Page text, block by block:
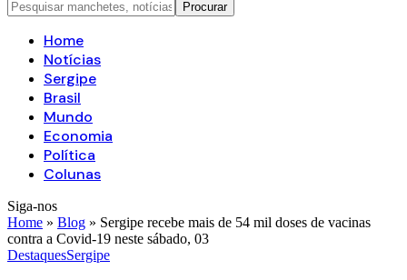
Home
Notícias
Sergipe
Brasil
Mundo
Economia
Política
Colunas
Siga-nos
Home » Blog » Sergipe recebe mais de 54 mil doses de vacinas
contra a Covid-19 neste sábado, 03
DestaquesSergipe